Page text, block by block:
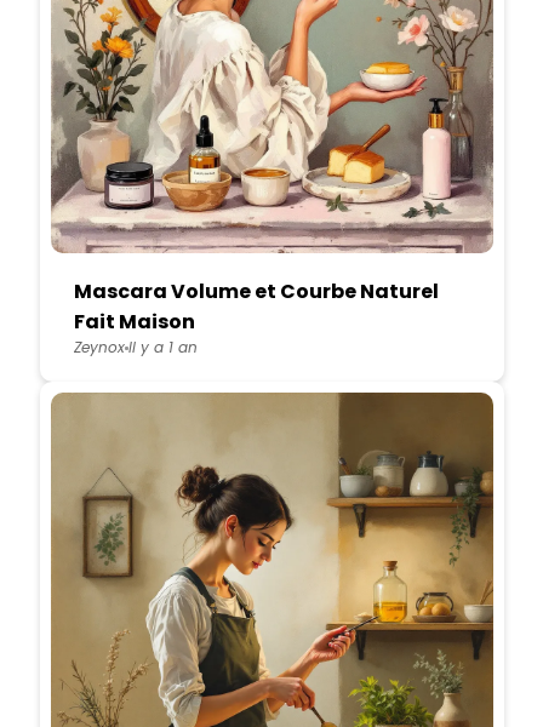
Mascara Volume et Courbe Naturel
Fait Maison
ZeynoxIl y a 1 an